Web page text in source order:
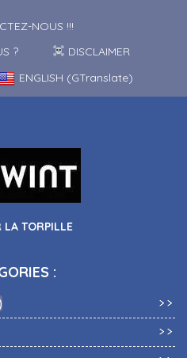
NOUS !!!
?
DISCLAIMER
ENGLISH (GTranslate)
LA TORPILLE
: